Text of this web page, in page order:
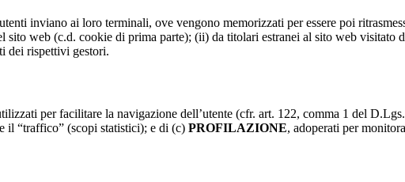
inviano ai loro terminali, ove vengono memorizzati per essere poi
sito web (c.d. cookie di prima parte); (ii) da titolari estranei al sito web
dei rispettivi gestori.
per facilitare la navigazione dell’utente (cfr. art. 122, comma 1 del
il “traffico” (scopi statistici); e di (c) PROFILAZIONE, adoperati per